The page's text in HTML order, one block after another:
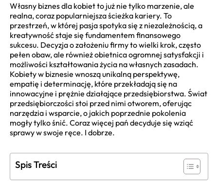
Własny biznes dla kobiet to już nie tylko marzenie, ale
realna, coraz popularniejsza ścieżka kariery. To
przestrzeń, w której pasja spotyka się z niezależnością, a
kreatywność staje się fundamentem finansowego
sukcesu. Decyzja o założeniu firmy to wielki krok, często
pełen obaw, ale również obietnica ogromnej satysfakcji i
możliwości kształtowania życia na własnych zasadach.
Kobiety w biznesie wnoszą unikalną perspektywę,
empatię i determinację, które przekładają się na
innowacyjne i prężnie działające przedsiębiorstwa. Świat
przedsiębiorczości stoi przed nimi otworem, oferując
narzędzia i wsparcie, o jakich poprzednie pokolenia
mogły tylko śnić. Coraz więcej pań decyduje się wziąć
sprawy w swoje ręce. I dobrze.
Spis Treści